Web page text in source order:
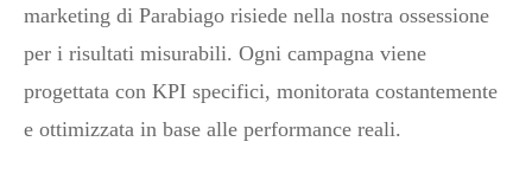
marketing di Parabiago risiede nella nostra ossessione
per i risultati misurabili. Ogni campagna viene
progettata con KPI specifici, monitorata costantemente
e ottimizzata in base alle performance reali.